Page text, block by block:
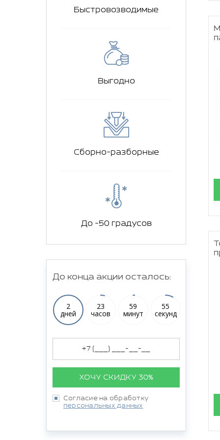
Быстровозводимые
Выгодно
Сборно-разборные
До -50 градусов
До конца акции осталось:
2
дней
23
часов
59
минут
54
секунд
ХОЧУ СКИДКУ 30%
Согласие на обработку
персональных данных